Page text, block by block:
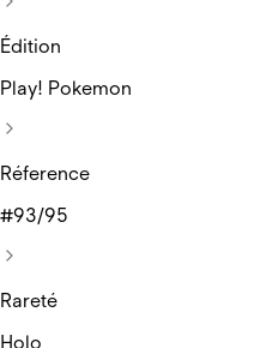
Édition
Play! Pokemon
Réference
#93/95
Rareté
Holo